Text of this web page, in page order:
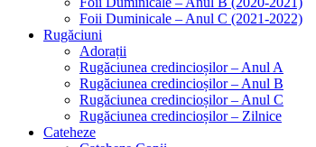
Foii Duminicale – Anul C (2021-2022)
Rugăciuni
Adorații
Rugăciunea credincioșilor – Anul A
Rugăciunea credincioșilor – Anul B
Rugăciunea credincioșilor – Anul C
Rugăciunea credincioșilor – Zilnice
Cateheze